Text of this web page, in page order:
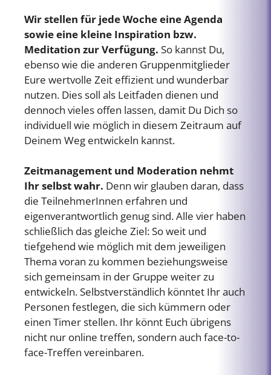
Wir stellen für jede Woche eine Agenda
sowie eine kleine Inspiration bzw.
Meditation zur Verfügung. So kannst Du,
ebenso wie die anderen Gruppenmitglieder
Eure wertvolle Zeit effizient und wunderbar
nutzen. Dies soll als Leitfaden dienen und
dennoch vieles offen lassen, damit Du Dich so
individuell wie möglich in diesem Zeitraum auf
Deinem Weg entwickeln kannst.
Zeitmanagement und Moderation nehmt
Ihr selbst wahr. Denn wir glauben daran, dass
die TeilnehmerInnen erfahren und
eigenverantwortlich genug sind. Alle vier haben
schließlich das gleiche Ziel: So weit und
tiefgehend wie möglich mit dem jeweiligen
Thema voran zu kommen beziehungsweise
sich gemeinsam in der Gruppe weiter zu
entwickeln. Selbstverständlich könntet Ihr auch
Personen festlegen, die sich kümmern oder
einen Timer stellen. Ihr könnt Euch übrigens
nicht nur online treffen, sondern auch face-to-
face-Treffen vereinbaren.